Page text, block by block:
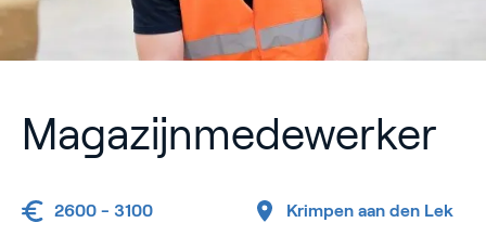
Magazijnmedewerker
2600 - 3100 Krimpen aan den Lek